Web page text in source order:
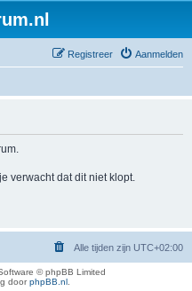
Aanmelden
Registreer
verwacht dat dit niet klopt.
Alle tijden zijn UTC+02:00
© phpBB Limited
doorphpBB.nl